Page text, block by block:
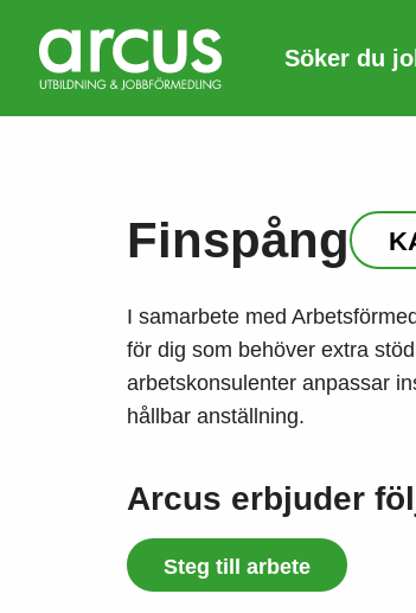
Söker du
Finspång
I samarbete med
för dig som behöver extra
arbetskonsulenter anpassar
hållbar anställning.
Arcus erbjuder
Steg till arbete